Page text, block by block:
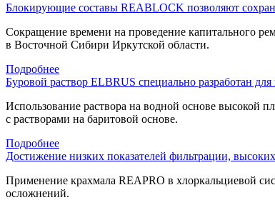
Блокирующие составы REABLOCK позволяют
Сокращение времени на проведение капитального
в Восточной Сибири Иркутской области.
Подробнее
Буровой раствор ELBRUS специально разработан
Использование раствора на водной основе высокой
с растворами на баритовой основе.
Подробнее
Достижение низких показателей фильтрации,
Применение крахмала REAPRO в хлоркальциевой
осложнений.